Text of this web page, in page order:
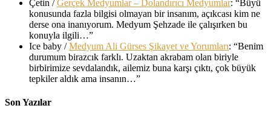
Çetin /Gerçek Medyumlar – Dolandırıcı Medyumlar: “Büyü
konusunda fazla bilgisi olmayan bir insanım, açıkcası kim ne
derse ona inanıyorum. Medyum Şehzade ile çalışırken bu
konuyla ilgili…”
Ice baby /Medyum Ali Gürses Şikayet ve Yorumları: “Benim
durumum birazcık farklı. Uzaktan akrabam olan biriyle
birbirimize sevdalandık, ailemiz buna karşı çıktı, çok büyük
tepkiler aldık ama insanın…”
Son Yazılar